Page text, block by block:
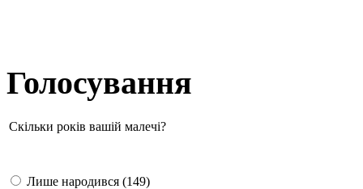
Голосування
Скільки років вашій малечі?
Лише народився (149)